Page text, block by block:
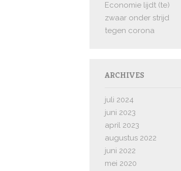
Economie lijdt (te)
zwaar onder strijd
tegen corona
ARCHIVES
juli 2024
juni 2023
april 2023
augustus 2022
juni 2022
mei 2020